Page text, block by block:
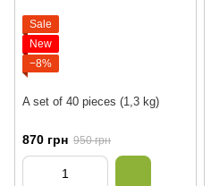
Sale
New
−8%
A set of 40 pieces (1,3 kg)
870 грн 950 грн